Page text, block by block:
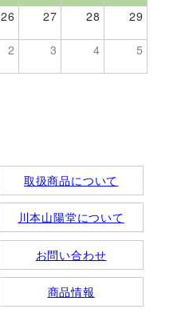
取扱商品について
川本山陽堂について
お問い合わせ
商品情報
26 27 28 29
2 3 4 5